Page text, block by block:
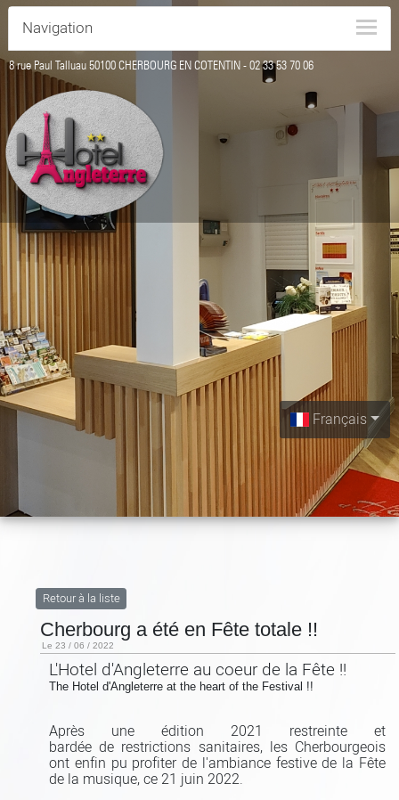
8 rue Paul Talluau 50100 CHERBOURG EN COTENTIN -02 33 53 70 06
Navigation
Français
Retour à la liste
Cherbourg a été en Fête totale !!
Le 23 / 06 / 2022
L'Hotel d'Angleterre au coeur de la Fête !!
The Hotel d'Angleterre at the heart of the Festival !!
Après une édition 2021 restreinte et
bardée de restrictions sanitaires, les Cherbourgeois
ont enfin pu profiter de l'ambiance festive de la Fête
de la musique, ce 21 juin 2022.